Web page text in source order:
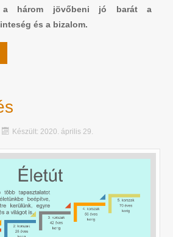
a három jövőbeni jó barát a
és a bizalom.
Készült: 2020. április 29.